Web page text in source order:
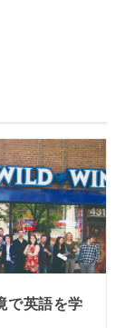
で英語を学